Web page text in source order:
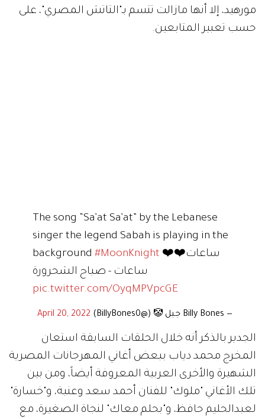
مورهيد، إلا أنها مازالت تتسم بـ"التاتش المصري"، على
حسب تعبير المتابعين.
The song “Sa’at Sa’at” by the Lebanese
singer the legend Sabah is playing in the
background #MoonKnight ❤️❤️ساعات
ساعات - صباح الشحرورة
pic.twitter.com/OyqMPVpcGE
— Billy Bones جبل 🤡 (@BillyBones0) April 20, 2022
الجدير بالذكر أنه خلال الحلقات السابقة استعان
المخرج محمد دياب ببعض أغاني المهرجانات المصرية
الشهيرة والأخرى العربية المعروفة أيضاً، ومن بين
تلك الأغاني "ملوك" للفنان أحمد سعد وعنبة، و"خسارة"
لعبدالحليم حافظ، و"بحلم معاك" لنجاة الصغيرة، مع